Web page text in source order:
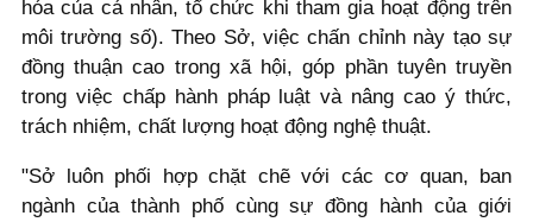
hóa của cá nhân, tổ chức khi tham gia hoạt động trên
môi trường số). Theo Sở, việc chấn chỉnh này tạo sự
đồng thuận cao trong xã hội, góp phần tuyên truyền
trong việc chấp hành pháp luật và nâng cao ý thức,
trách nhiệm, chất lượng hoạt động nghệ thuật.
"Sở luôn phối hợp chặt chẽ với các cơ quan, ban
ngành của thành phố cùng sự đồng hành của giới